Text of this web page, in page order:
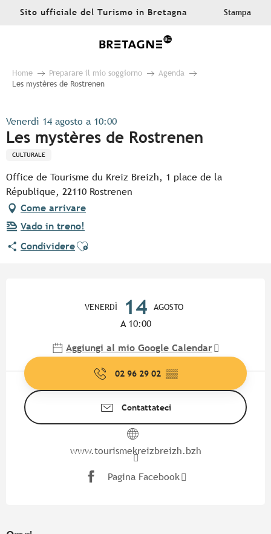
AllerSito ufficiale del Turismo in Bretagna Stampa
Home Preparare il mio soggiorno
Agenda
Les mystères de Rostrenen
Venerdì 14 agosto a 10:00
Les mystères de Rostrenen
CULTURALE
Office de Tourisme du Kreiz Breizh, 1 place de la
République, 22110 Rostrenen
Come arrivare
Vado in treno!
CondividereAjouter aux favoris
VENERDÌ 14 AGOSTO
A 10:00
Aggiungi al mio Google Calendar
02 96 29 02 ▒▒
Contattateci
www.tourismekreizbreizh.bzh
Pagina Facebook